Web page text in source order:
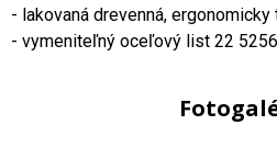
- lakovaná drevenná,
- vymeniteľný oceľový list 22 5256